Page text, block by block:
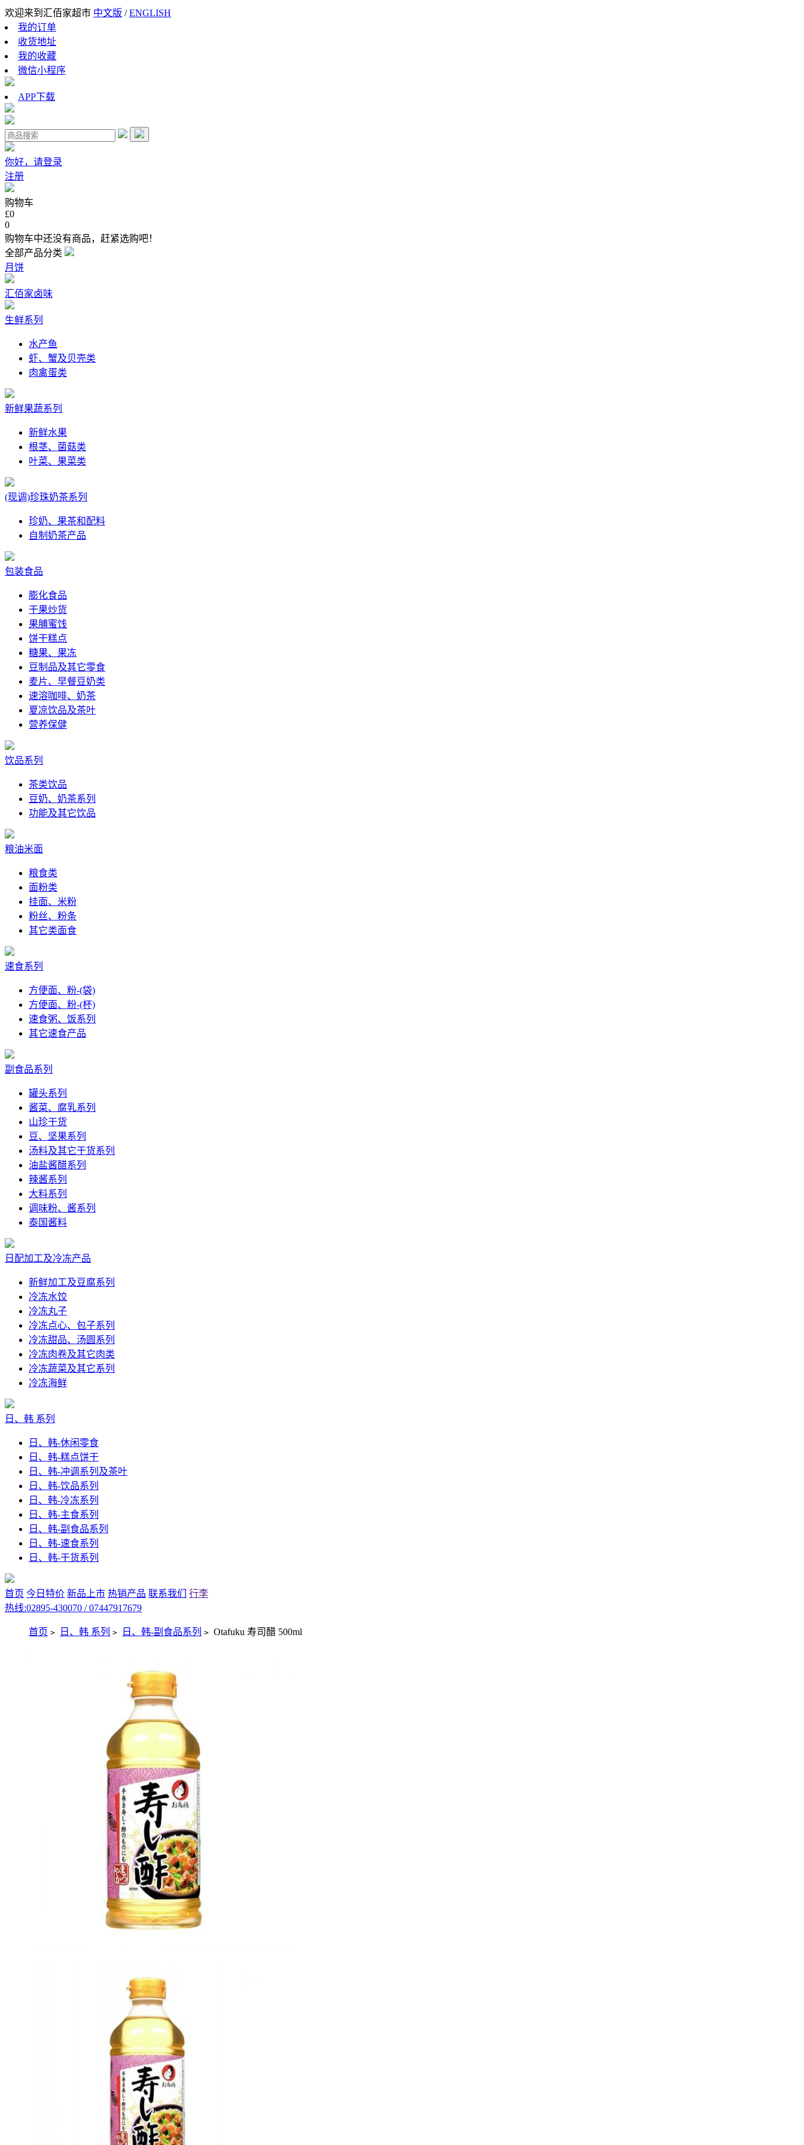
欢迎来到汇佰家超市 中文版 /ENGLISH
我的订单
收货地址
我的收藏
微信小程序
APP下载
你好，请登录
注册
购物车
£0
0
购物车中还没有商品，赶紧选购吧！
全部产品分类
月饼
汇佰家卤味
生鲜系列
水产鱼
虾、蟹及贝壳类
肉禽蛋类
新鲜果蔬系列
新鲜水果
根茎、菌菇类
叶菜、果菜类
(现调)珍珠奶茶系列
珍奶、果茶和配料
自制奶茶产品
包装食品
膨化食品
干果炒货
果脯蜜饯
饼干糕点
糖果、果冻
豆制品及其它零食
麦片、早餐豆奶类
速溶咖啡、奶茶
夏凉饮品及茶叶
营养保健
饮品系列
茶类饮品
豆奶、奶茶系列
功能及其它饮品
粮油米面
粮食类
面粉类
挂面、米粉
粉丝、粉条
其它类面食
速食系列
方便面、粉-(袋)
方便面、粉-(杯)
速食粥、饭系列
其它速食产品
副食品系列
罐头系列
酱菜、腐乳系列
山珍干货
豆、坚果系列
汤料及其它干货系列
油盐酱醋系列
辣酱系列
大料系列
调味粉、酱系列
泰国酱料
日配加工及冷冻产品
新鲜加工及豆腐系列
冷冻水饺
冷冻丸子
冷冻点心、包子系列
冷冻甜品、汤圆系列
冷冻肉卷及其它肉类
冷冻蔬菜及其它系列
冷冻海鲜
日、韩 系列
日、韩-休闲零食
日、韩-糕点饼干
日、韩-冲调系列及茶叶
日、韩-饮品系列
日、韩-冷冻系列
日、韩-主食系列
日、韩-副食品系列
日、韩-速食系列
日、韩-干货系列
首页 今日特价 新品上市 热销产品 联系我们
行李
热线:02895-430070 / 07447917679
首页 > 日、韩 系列 > 日、韩-副食品系列 > Otafuku 寿司醋 500ml